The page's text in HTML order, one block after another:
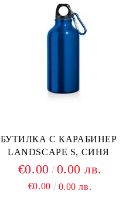
БУТИЛКА С КАРАБИНЕР
LANDSCAPE S, СИНЯ
€0.00 0.00 лв.
€0.00 0.00 лв.